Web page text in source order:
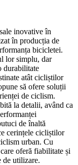
inovative în
în producția de
bicicletei.
lor simplu, dar
durabilitate
atât cicliștilor
să ofere soluții
de ciclism.
la detalii, având ca
de înaltă
cerințele cicliștilor
urban. Cu
oferă fiabilitate și
de utilizare.